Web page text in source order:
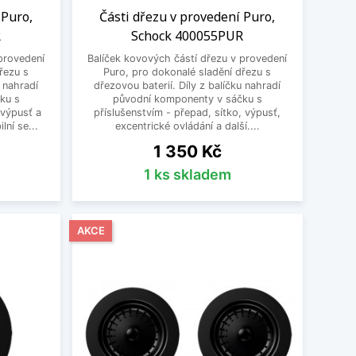
s
s
a
se...
Části dřezu v provedení Puro,
Schock 400055PUR
Balíček kovových částí dřezu v provedení
Puro, pro dokonalé sladění dřezu s
dřezovou baterií. Díly z balíčku nahradí
původní komponenty v sáčku s
příslušenstvím - přepad, sítko, výpusť,
excentrické ovládání a další....
Cena
1 350 Kč
1 ks skladem
AKCE